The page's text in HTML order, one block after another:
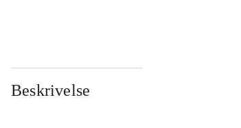
Beskrivelse